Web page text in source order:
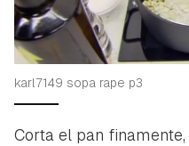
karl7149 sopa rape p3
Corta el pan